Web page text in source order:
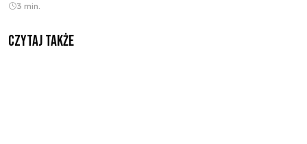
3 min.
Czytaj także